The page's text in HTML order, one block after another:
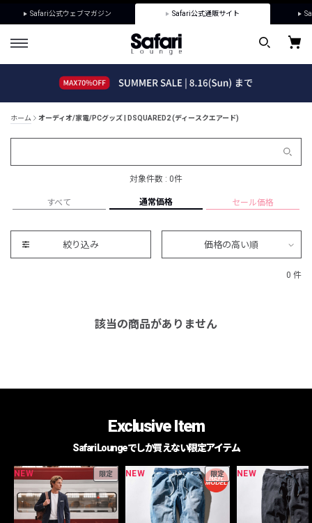
Safari公式ウェブマガジン Safari公式通販サイト
ホーム オーディオ/家電/PCグッズ | DSQUARED2 (ディースクエアード)
対象件数 : 0件
すべて 通常価格 セール価格
絞り込み 価格の高い順
0 件
該当の商品がありません
Exclusive Item
Safari Loungeでしか買えない限定アイテム
NEW 限定 NEW 限定 NEW